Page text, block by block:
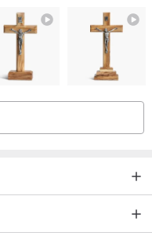
文玩懸浮首飾盒/袋進行環
潮防磕碰防震蕩，多件作
師進行禮盒包裝。
彎、鞋子踩壞等都可送回